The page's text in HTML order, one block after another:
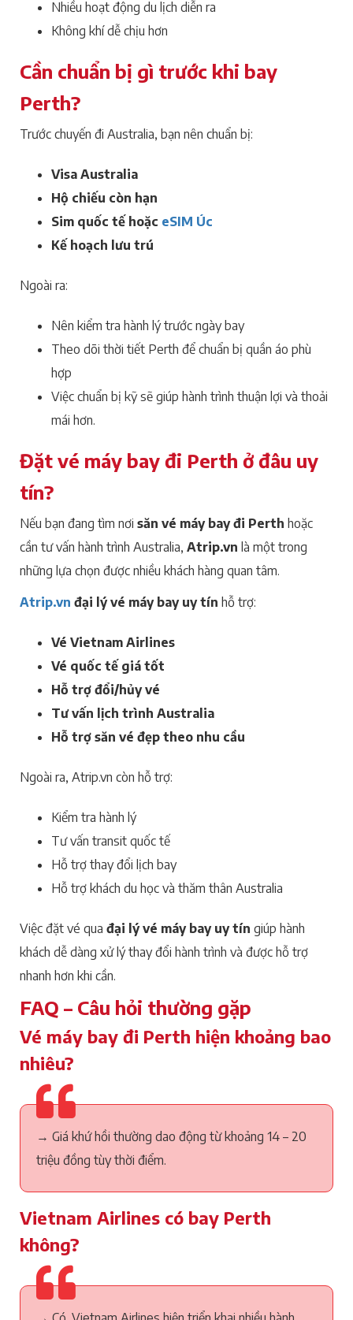
Nhiều hoạt động du lịch diễn ra
Không khí dễ chịu hơn
Cần chuẩn bị gì trước khi bay
Perth?
Trước chuyến đi Australia, bạn nên chuẩn bị:
Visa Australia
Hộ chiếu còn hạn
Sim quốc tế hoặc eSIM Úc
Kế hoạch lưu trú
Ngoài ra:
Nên kiểm tra hành lý trước ngày bay
Theo dõi thời tiết Perth để chuẩn bị quần áo phù
hợp
Việc chuẩn bị kỹ sẽ giúp hành trình thuận lợi và thoải
mái hơn.
Đặt vé máy bay đi Perth ở đâu uy
tín?
Nếu bạn đang tìm nơi săn vé máy bay đi Perth hoặc
cần tư vấn hành trình Australia, Atrip.vn là một trong
những lựa chọn được nhiều khách hàng quan tâm.
Atrip.vn đại lý vé máy bay uy tín hỗ trợ:
Vé Vietnam Airlines
Vé quốc tế giá tốt
Hỗ trợ đổi/hủy vé
Tư vấn lịch trình Australia
Hỗ trợ săn vé đẹp theo nhu cầu
Ngoài ra, Atrip.vn còn hỗ trợ:
Kiểm tra hành lý
Tư vấn transit quốc tế
Hỗ trợ thay đổi lịch bay
Hỗ trợ khách du học và thăm thân Australia
Việc đặt vé qua đại lý vé máy bay uy tín giúp hành
khách dễ dàng xử lý thay đổi hành trình và được hỗ trợ
nhanh hơn khi cần.
FAQ – Câu hỏi thường gặp
Vé máy bay đi Perth hiện khoảng bao
nhiêu?
→ Giá khứ hồi thường dao động từ khoảng 14 – 20
triệu đồng tùy thời điểm.
Vietnam Airlines có bay Perth
không?